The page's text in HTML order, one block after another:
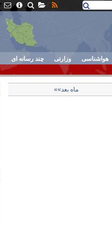
هواشناسی وزارتی چند رسانه ای
ماه بعد»»